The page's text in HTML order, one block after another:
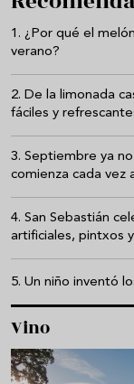
¿Por qué el
verano?
De la limonada
fáciles y
Septiembre ya
comienza cada vez
San Sebastián
artificiales, pintxos
Un niño inventó
Vino